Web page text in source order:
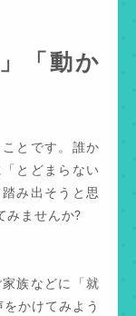
「動か
とです。誰か
とどまらない
み出そうと思
みませんか?
族などに「就
かけてみよう